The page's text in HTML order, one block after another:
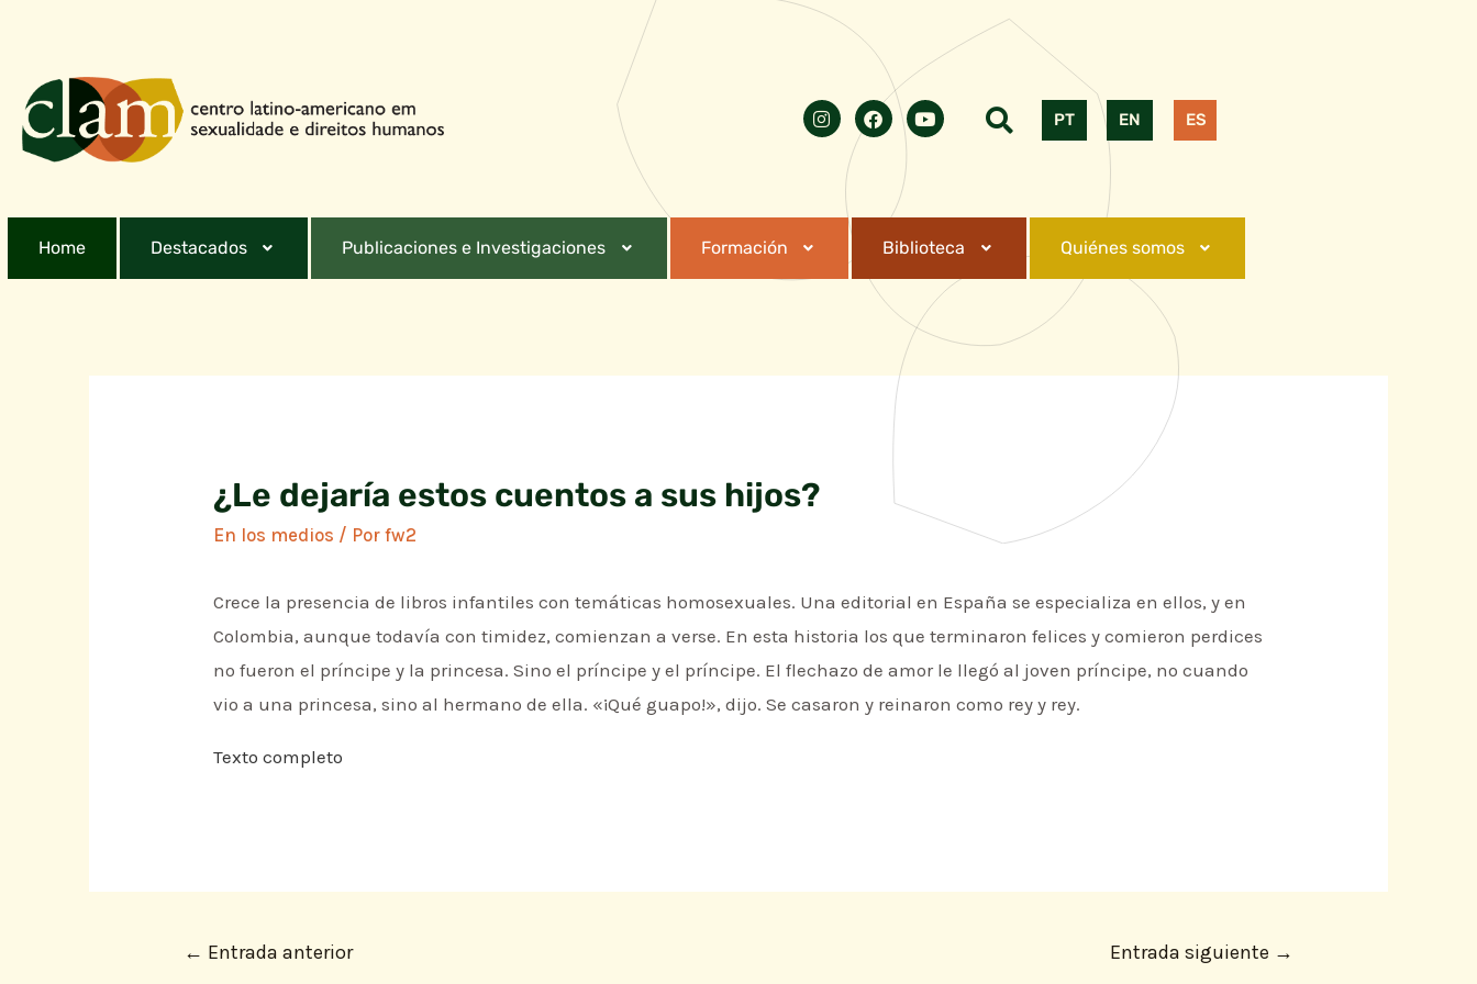
PT EN ES
Home Destacados Publicaciones e Investigaciones Formación Biblioteca Quiénes somos
¿Le dejaría estos cuentos a sus hijos?
En los medios / Porfw2
Crece la presencia de libros infantiles con temáticas homosexuales. Una editorial en España se especializa en ellos, y en
Colombia, aunque todavía con timidez, comienzan a verse. En esta historia los que terminaron felices y comieron perdices
no fueron el príncipe y la princesa. Sino el príncipe y el príncipe. El flechazo de amor le llegó al joven príncipe, no cuando
vio a una princesa, sino al hermano de ella. «¡Qué guapo!», dijo. Se casaron y reinaron como rey y rey.
Texto completo
← Entrada anterior Entrada siguiente →